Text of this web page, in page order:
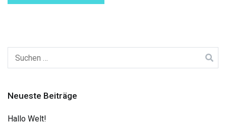
Suchen
nach:
Neueste Beiträge
Hallo Welt!